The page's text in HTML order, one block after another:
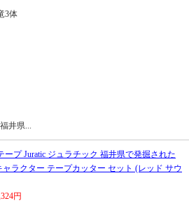
3体
井県...
ープ Juratic ジュラチック 福井県で発掘された
ラクター テープカッター セット (レッド サウ
円